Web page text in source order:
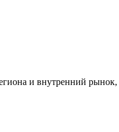
и внутренний рынок,